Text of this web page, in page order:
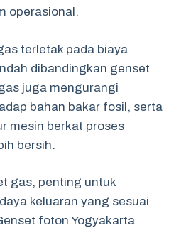
operasional.
terletak pada biaya
dibandingkan genset
juga mengurangi
bahan bakar fosil, serta
mesin berkat proses
bersih.
gas, penting untuk
keluaran yang sesuai
foton Yogyakarta